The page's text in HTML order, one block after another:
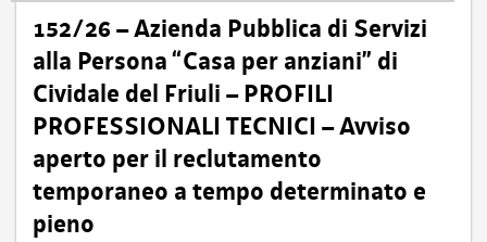
152/26 – Azienda Pubblica di Servizi
alla Persona “Casa per anziani” di
Cividale del Friuli – PROFILI
PROFESSIONALI TECNICI – Avviso
aperto per il reclutamento
temporaneo a tempo determinato e
pieno